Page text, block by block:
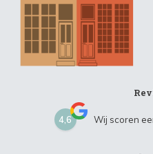
4,6 Wij scoren